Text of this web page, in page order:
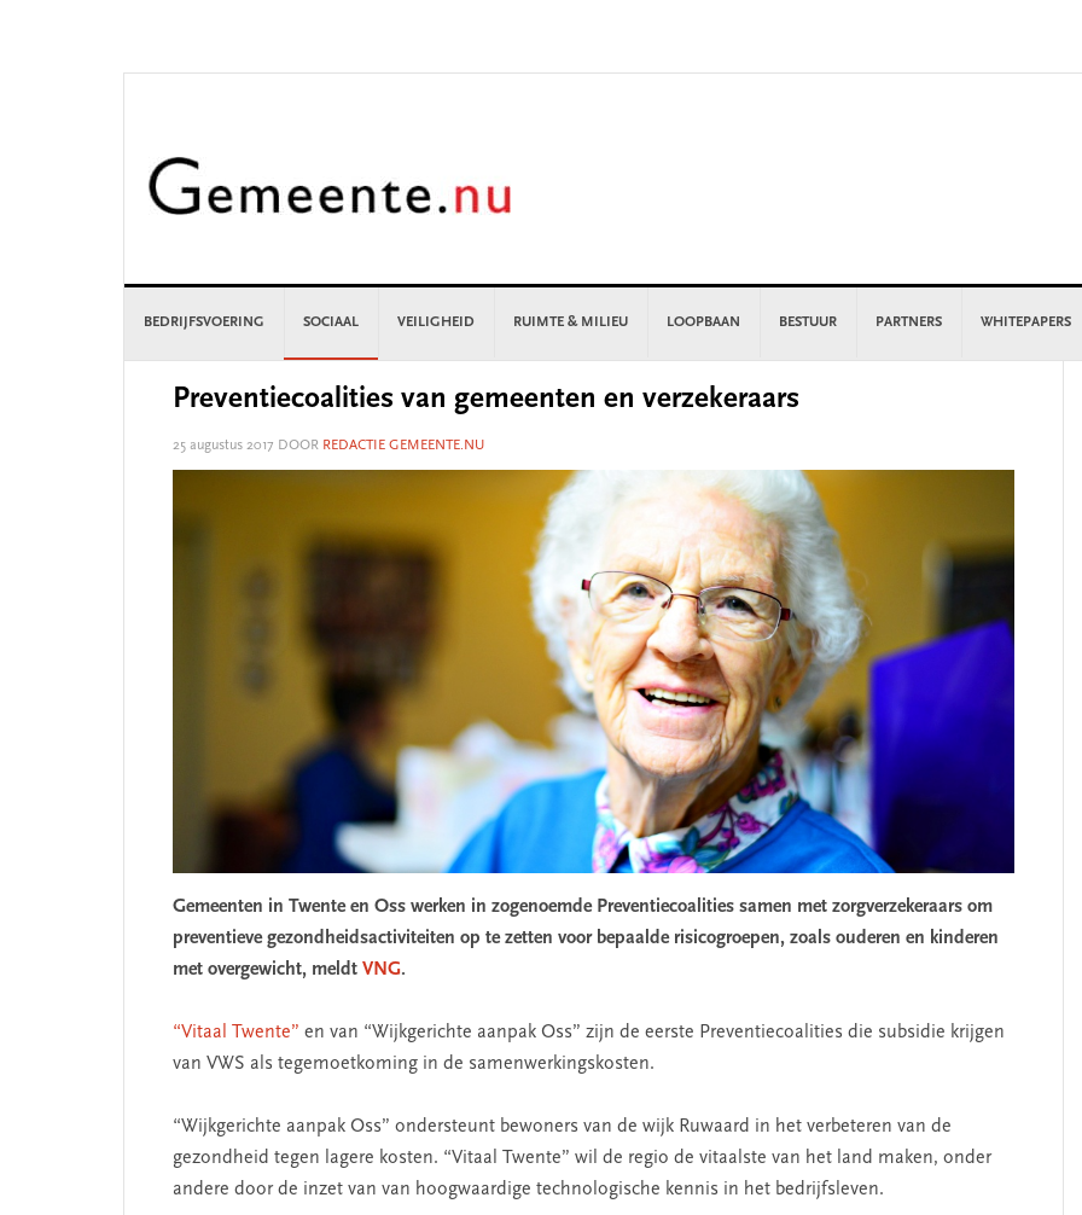
BEDRIJFSVOERING SOCIAAL VEILIGHEID RUIMTE & MILIEU LOOPBAAN BESTUUR PARTNERS WHITEPAPERS
Preventiecoalities van gemeenten en verzekeraars
25 augustus 2017 DOOR REDACTIE GEMEENTE.NU
Gemeenten in Twente en Oss werken in zogenoemde Preventiecoalities samen met zorgverzekeraars om
preventieve gezondheidsactiviteiten op te zetten voor bepaalde risicogroepen, zoals ouderen en kinderen
met overgewicht, meldt VNG.
“Vitaal Twente” en van “Wijkgerichte aanpak Oss” zijn de eerste Preventiecoalities die subsidie krijgen
van VWS als tegemoetkoming in de samenwerkingskosten.
“Wijkgerichte aanpak Oss” ondersteunt bewoners van de wijk Ruwaard in het verbeteren van de
gezondheid tegen lagere kosten. “Vitaal Twente” wil de regio de vitaalste van het land maken, onder
andere door de inzet van van hoogwaardige technologische kennis in het bedrijfsleven.